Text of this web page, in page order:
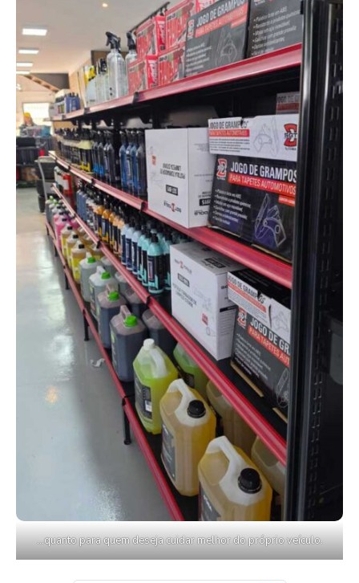
…quanto para quem deseja cuidar melhor do próprio veículo.